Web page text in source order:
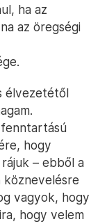
ha az
az öregségi
élvezetétől
fenntartású
hogy
– ebből a
köznevelésre
vagyok, hogy
hogy velem